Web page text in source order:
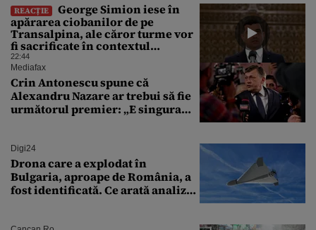
REACȚIE
George Simion iese în
apărarea ciobanilor de pe
Transalpina, ale căror turme vor
fi sacrificate în contextul
focarului de variolă ovină
22:44
Mediafax
Crin Antonescu spune că
Alexandru Nazare ar trebui să fie
următorul premier: „E singura
Digi24
Drona care a explodat în
Bulgaria, aproape de România, a
fost identificată. Ce arată analiza